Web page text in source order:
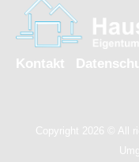
Kontakt
Copyright 2026 © All